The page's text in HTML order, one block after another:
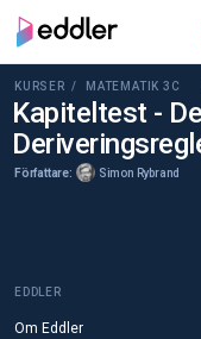
KURSER / MATEMATIK 3C
Kapiteltest -
Författare: Simon Rybrand
EDDLER
Om Eddler